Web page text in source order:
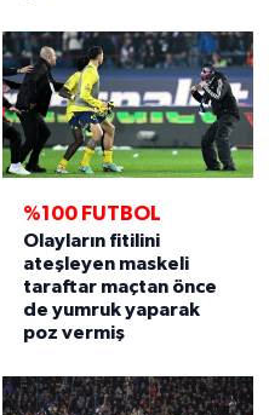
%100 FUTBOL
Olayların fitilini
ateşleyen maskeli
taraftar maçtan önce
de yumruk yaparak
poz vermiş